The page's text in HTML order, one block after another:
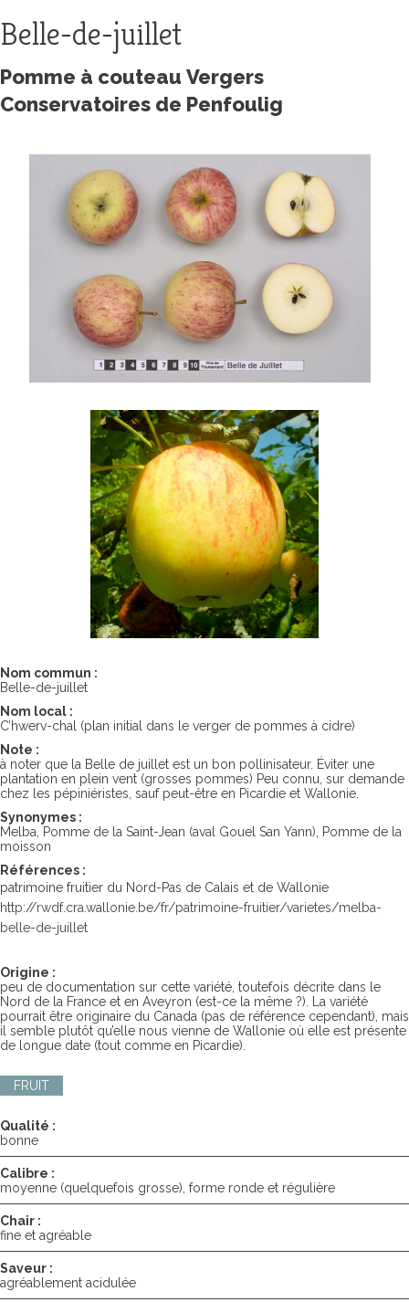
Belle-de-juillet
Pomme à couteau Vergers
Conservatoires de Penfoulig
Nom commun :
Belle-de-juillet
Nom local :
C’hwerv-chal (plan initial dans le verger de pommes à cidre)
Note :
à noter que la Belle de juillet est un bon pollinisateur. Éviter une
plantation en plein vent (grosses pommes) Peu connu, sur demande
chez les pépiniéristes, sauf peut-être en Picardie et Wallonie.
Synonymes :
Melba, Pomme de la Saint-Jean (aval Gouel San Yann), Pomme de la
moisson
Références :
patrimoine fruitier du Nord-Pas de Calais et de Wallonie
http://rwdf.cra.wallonie.be/fr/patrimoine-fruitier/varietes/melba-
belle-de-juillet
Origine :
peu de documentation sur cette variété, toutefois décrite dans le
Nord de la France et en Aveyron (est-ce la même ?). La variété
pourrait être originaire du Canada (pas de référence cependant), mais
il semble plutôt qu’elle nous vienne de Wallonie où elle est présente
de longue date (tout comme en Picardie).
FRUIT
Qualité :
bonne
Calibre :
moyenne (quelquefois grosse), forme ronde et régulière
Chair :
fine et agréable
Saveur :
agréablement acidulée